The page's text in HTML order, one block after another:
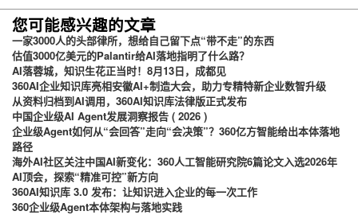
台
您可能感兴趣的文章
一家3000人的头部律所，想给自己留下点“带不走”的东西
估值3000亿美元的Palantir给AI落地指明了什么路？
AI落蓉城，知识生花正当时！8月13日，成都见
360AI企业知识库亮相安徽AI+制造大会，助力专精特新企业数智升级
从资料归档到AI调用，360AI知识库法律版正式发布
中国企业级AI Agent发展洞察报告 ( 2026 )
企业级Agent如何从“会回答”走向“会决策”？360亿方智能给出本体落地
路径
海外AI社区关注中国AI新变化：360人工智能研究院6篇论文入选2026年
AI顶会，探索“精准可控”新方向
360AI知识库 3.0 发布：让知识进入企业的每一次工作
360企业级Agent本体架构与落地实践